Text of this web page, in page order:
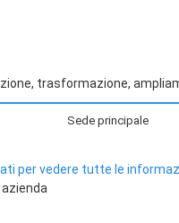
trasformazione,
Sede principale
per vedere tutte le